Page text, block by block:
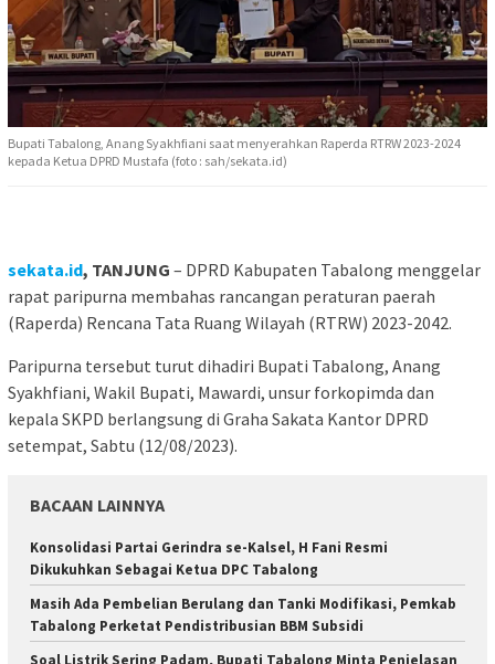
Bupati Tabalong, Anang Syakhfiani saat menyerahkan Raperda RTRW 2023-2024
kepada Ketua DPRD Mustafa (foto : sah/sekata.id)
sekata.id, TANJUNG – DPRD Kabupaten Tabalong menggelar
rapat paripurna membahas rancangan peraturan paerah
(Raperda) Rencana Tata Ruang Wilayah (RTRW) 2023-2042.
Paripurna tersebut turut dihadiri Bupati Tabalong, Anang
Syakhfiani, Wakil Bupati, Mawardi, unsur forkopimda dan
kepala SKPD berlangsung di Graha Sakata Kantor DPRD
setempat, Sabtu (12/08/2023).
BACAAN LAINNYA
Konsolidasi Partai Gerindra se-Kalsel, H Fani Resmi
Dikukuhkan Sebagai Ketua DPC Tabalong
Masih Ada Pembelian Berulang dan Tanki Modifikasi, Pemkab
Tabalong Perketat Pendistribusian BBM Subsidi
Soal Listrik Sering Padam, Bupati Tabalong Minta Penjelasan